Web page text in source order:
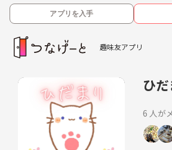
アプリを入手
趣味友アプリ
ひ
6 人が